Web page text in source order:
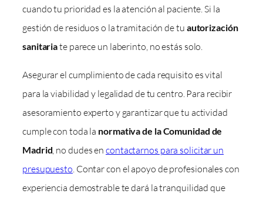
cuando tu prioridad es la atención al paciente. Si la
gestión de residuos o la tramitación de tu autorización
sanitariate parece un laberinto, no estás solo.
Asegurar el cumplimiento de cada requisito es vital
para la viabilidad y legalidad de tu centro. Para recibir
asesoramiento experto y garantizar que tu actividad
cumple con toda la normativa de la Comunidad de
Madrid, no dudes encontactarnos para solicitar un
presupuesto. Contar con el apoyo de profesionales con
experiencia demostrable te dará la tranquilidad que